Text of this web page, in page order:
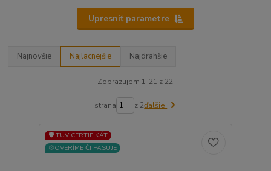
Upresniť parametre
Najnovšie Najlacnejšie Najdrahšie
Zobrazujem 1-21 z 22
strana z 2ďalšie
🛡️ TÜV CERTIFIKÁT
⚙️OVERÍME ČI PASUJE